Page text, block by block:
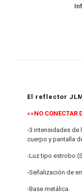
El reflector
«»NO CONECTAR
-3 intensidades de
cuerpo y pantalla
-Luz tipo estrobo
-Señalización de
-Base metálica.